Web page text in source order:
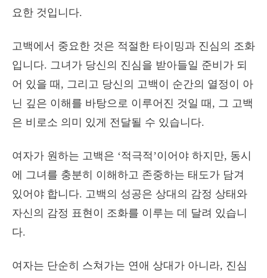
요한 것입니다.
고백에서 중요한 것은 적절한 타이밍과 진심의 조화
입니다. 그녀가 당신의 진심을 받아들일 준비가 되
어 있을 때, 그리고 당신의 고백이 순간의 열정이 아
닌 깊은 이해를 바탕으로 이루어진 것일 때, 그 고백
은 비로소 의미 있게 전달될 수 있습니다.
여자가 원하는 고백은 ‘적극적’이어야 하지만, 동시
에 그녀를 충분히 이해하고 존중하는 태도가 담겨
있어야 합니다. 고백의 성공은 상대의 감정 상태와
자신의 감정 표현이 조화를 이루는 데 달려 있습니
다.
여자는 단순히 스쳐가는 연애 상대가 아니라, 진심